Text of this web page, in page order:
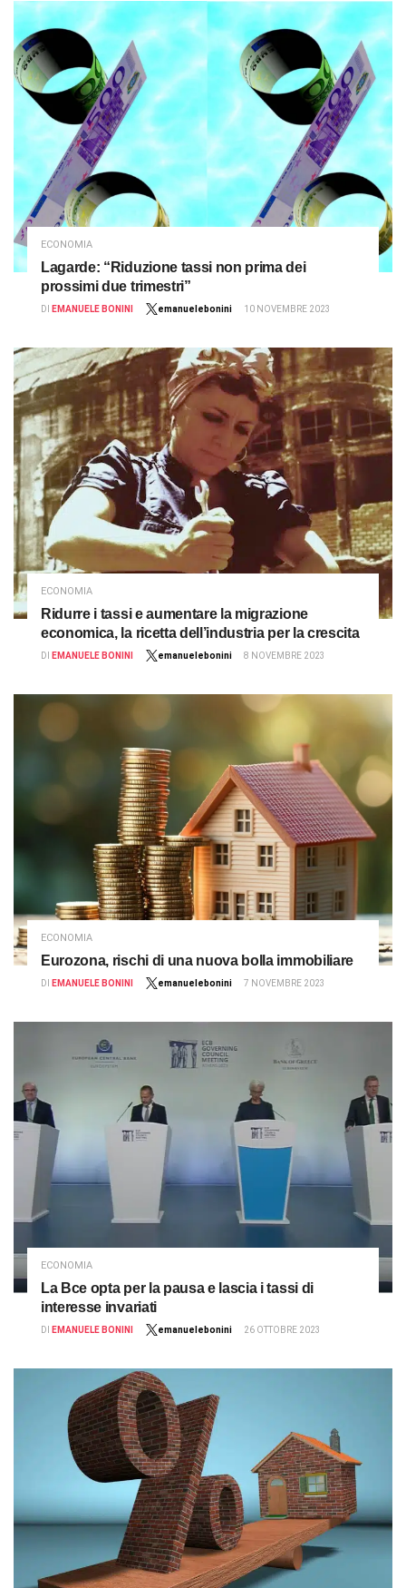
ECONOMIA
Lagarde: “Riduzione tassi non prima dei
prossimi due trimestri”
DI EMANUELE BONINI emanuelebonini 10 NOVEMBRE 2023
ECONOMIA
Ridurre i tassi e aumentare la migrazione
economica, la ricetta dell’industria per la crescita
DI EMANUELE BONINI emanuelebonini 8 NOVEMBRE 2023
ECONOMIA
Eurozona, rischi di una nuova bolla immobiliare
DI EMANUELE BONINI emanuelebonini 7 NOVEMBRE 2023
ECONOMIA
La Bce opta per la pausa e lascia i tassi di
interesse invariati
DI EMANUELE BONINI emanuelebonini 26 OTTOBRE 2023